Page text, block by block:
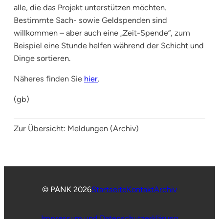
alle, die das Projekt unterstützen möchten.
Bestimmte Sach- sowie Geldspenden sind
willkommen – aber auch eine „Zeit-Spende“, zum
Beispiel eine Stunde helfen während der Schicht und
Dinge sortieren.
Näheres finden Sie hier.
(gb)
Zur Übersicht: Meldungen (Archiv)
© PANK 2026StartseiteKontaktArchiv